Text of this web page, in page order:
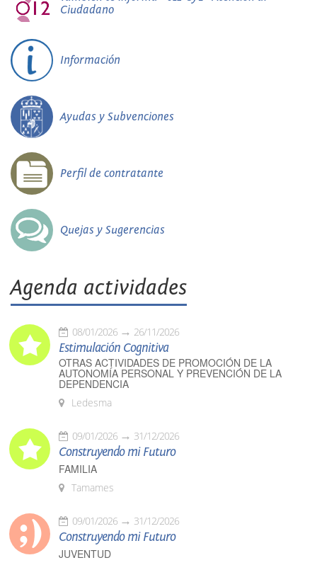
Ciudadano
Información
Ayudas y Subvenciones
Perfil de contratante
Quejas y Sugerencias
Agenda actividades
08/01/2026 26/11/2026
Estimulación Cognitiva
OTRAS ACTIVIDADES DE PROMOCIÓN DE LA
AUTONOMÍA PERSONAL Y PREVENCIÓN DE LA
DEPENDENCIA
Ledesma
09/01/2026 31/12/2026
Construyendo mi Futuro
FAMILIA
Tamames
09/01/2026 31/12/2026
Construyendo mi Futuro
JUVENTUD